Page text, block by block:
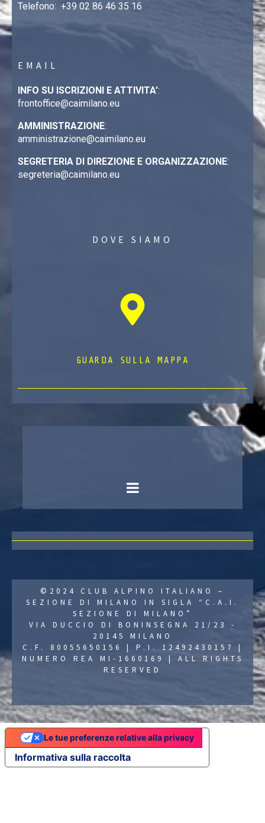
Telefono: +39 02 86 46 35 16
EMAIL
INFO SU ISCRIZIONI E ATTIVITA’:
frontoffice@caimilano.eu
AMMINISTRAZIONE:
amministrazione@caimilano.eu
SEGRETERIA DI DIREZIONE E ORGANIZZAZIONE:
segreteria@caimilano.eu
DOVE SIAMO
GUARDA SULLA MAPPA
©2024 CLUB ALPINO ITALIANO –
SEZIONE DI MILANO IN SIGLA “C.A.I.
SEZIONE DI MILANO”
VIA DUCCIO DI BONINSEGNA 21/23 -
20145 MILANO
C.F. 80055650156 | P.I. 12492430157 |
NUMERO REA MI-1660169 | ALL RIGHTS
RESERVED
Informativa sulla raccolta
Le tue preferenze relative alla privacy